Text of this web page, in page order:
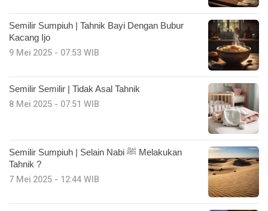
Semilir Sumpiuh | Tahnik Bayi Dengan Bubur
Kacang Ijo
9 Mei 2025 - 07:53 WIB
Semilir Semilir | Tidak Asal Tahnik
8 Mei 2025 - 07:51 WIB
Semilir Sumpiuh | Selain Nabi ﷺ Melakukan
Tahnik ?
7 Mei 2025 - 12:44 WIB